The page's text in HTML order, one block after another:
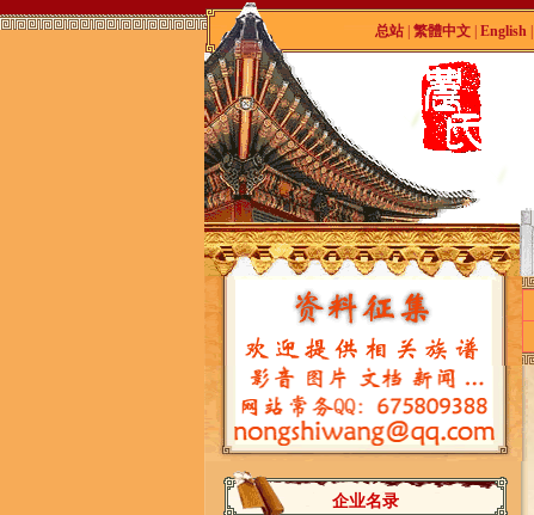
总站| 繁體中文| English
企业名录